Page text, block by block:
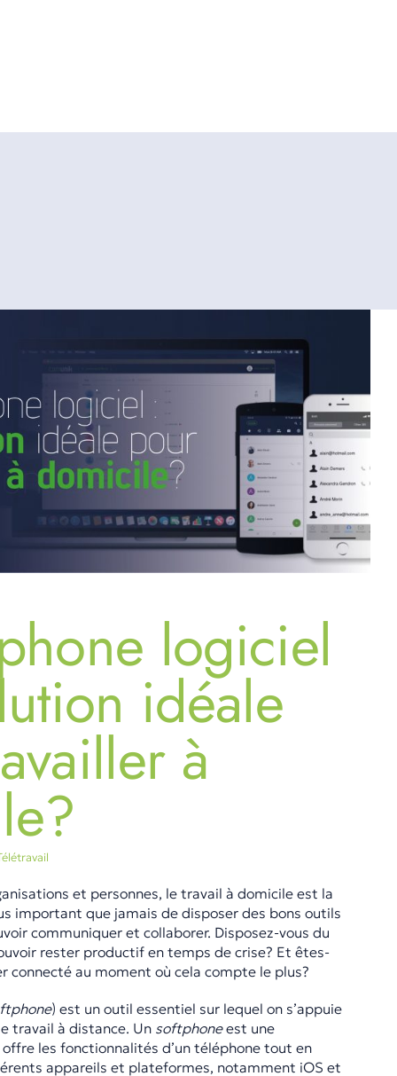
logiciel
idéale
à
et personnes, le travail à domicile est la
important que jamais de disposer des bons outils
communiquer et collaborer. Disposez-vous du
rester productif en temps de crise? Et êtes-
connecté au moment où cela compte le plus?
) est un outil essentiel sur lequel on s’appuie
travail à distance. Un softphoneest une
les fonctionnalités d’un téléphone tout en
appareils et plateformes, notamment iOS et